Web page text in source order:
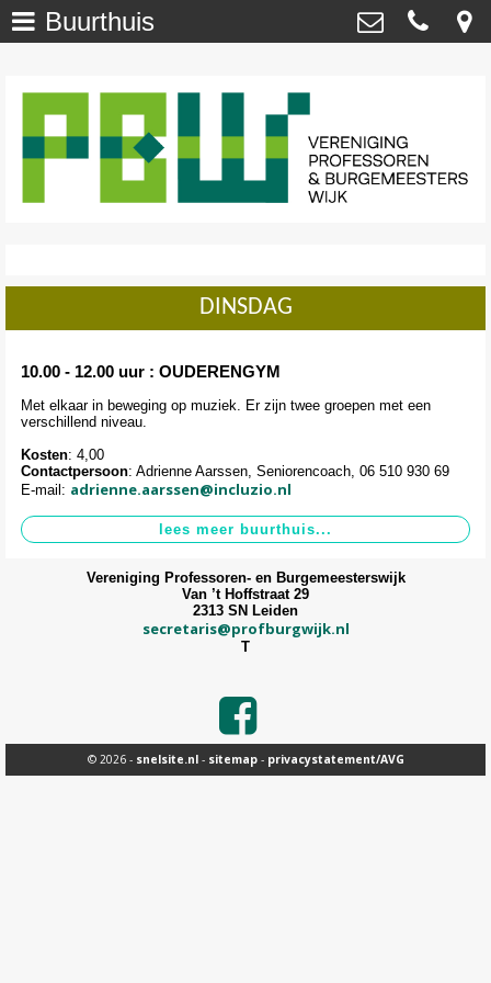
Onze Wijk - NU >
Onze Wijk - TOEN
>
Wijkkrant >
Agenda / Calendar
Contact >
Burgemeesterswijk
secretaris@profburgwijk.nl
Buurthuis
DINSDAG
10.00 - 12.00 uur : OUDERENGYM
Met elkaar in beweging op muziek. Er zijn twee groepen met een
verschillend niveau.
Kosten: 4,00
Contactpersoon: Adrienne Aarssen, Seniorencoach, 06 510 930 69
E-mail: adrienne.aarssen@incluzio.nl
Vereniging Professoren- en Burgemeesterswijk
Van ’t Hoffstraat 29
2313 SN Leiden
secretaris@profburgwijk.nl
T
© 2026 - snelsite.nl- sitemap- privacystatement/AVG